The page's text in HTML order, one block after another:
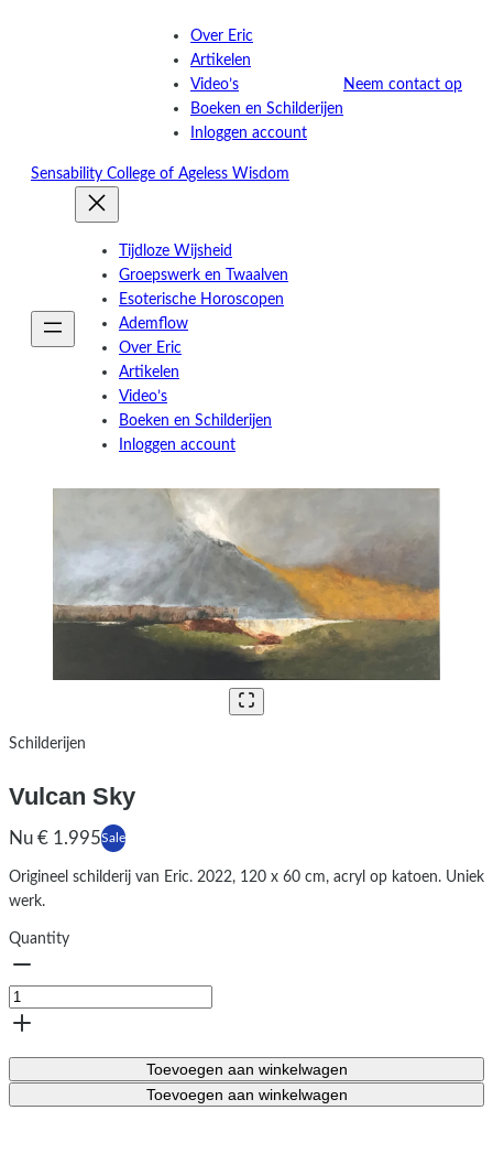
Over Eric
Artikelen
Video’s
Boeken en Schilderijen
Inloggen account
Neem contact op
Sensability College of Ageless Wisdom
Tijdloze Wijsheid
Groepswerk en Twaalven
Esoterische Horoscopen
Ademflow
Over Eric
Artikelen
Video’s
Boeken en Schilderijen
Inloggen account
Schilderijen
Vulcan Sky
Nu € 1.995Sale
Origineel schilderij van Eric. 2022, 120 x 60 cm, acryl op katoen. Uniek
werk.
Quantity
Toevoegen aan winkelwagen
Toevoegen aan winkelwagen